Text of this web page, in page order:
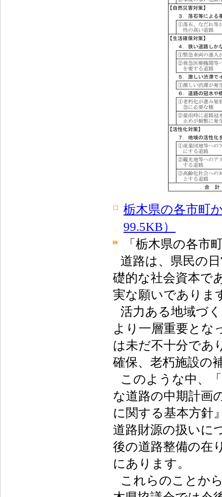
栃木県の各市町
99.5KB）
「栃木県の各市
道路は、県民の
礎的な社会資本で
実な願いでありま
活力ある地域づ
より一層重要とな
は未だ不十分であ
確保、老朽施設の
このような中、
な道路の中期計画
に関する基本方針
道路財源の扱いに
後の道路整備の在
にあります。
これらのことか